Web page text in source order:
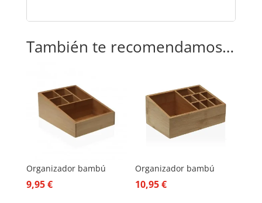
También te recomendamos…
Organizador bambú
9,95€
Organizador bambú
10,95€